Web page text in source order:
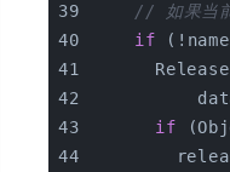
// 如果当
if
if